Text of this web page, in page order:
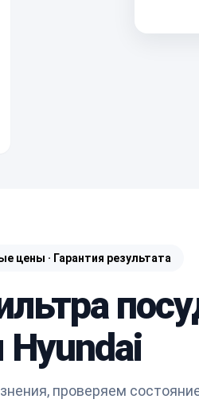
цены · Гарантия результата
проверяем